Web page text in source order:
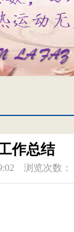
作总结
浏览次数：